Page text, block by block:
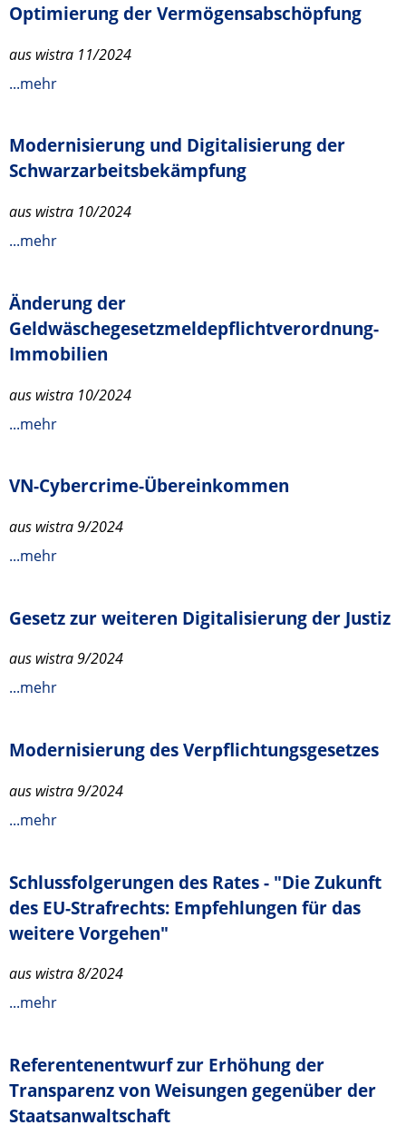
Optimierung der Vermögensabschöpfung
aus wistra 11/2024
...mehr
Modernisierung und Digitalisierung der
Schwarzarbeitsbekämpfung
aus wistra 10/2024
...mehr
Änderung der
Geldwäschegesetzmeldepflichtverordnung-
Immobilien
aus wistra 10/2024
...mehr
VN-Cybercrime-Übereinkommen
aus wistra 9/2024
...mehr
Gesetz zur weiteren Digitalisierung der Justiz
aus wistra 9/2024
...mehr
Modernisierung des Verpflichtungsgesetzes
aus wistra 9/2024
...mehr
Schlussfolgerungen des Rates - "Die Zukunft
des EU-Strafrechts: Empfehlungen für das
weitere Vorgehen"
aus wistra 8/2024
...mehr
Referentenentwurf zur Erhöhung der
Transparenz von Weisungen gegenüber der
Staatsanwaltschaft